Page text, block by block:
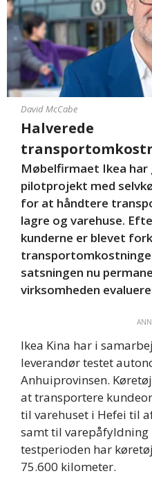
David McCabe
Halverede
Møbelfirmaet Ikea
pilotprojekt med
for at håndtere
lagre og varehuse.
kunderne er blevet
satsningen nu
virksomheden
Ikea Kina har i
leverandør testet
Anhuiprovinsen.
at transportere
til varehuset i Hefei til
samt til
testperioden har
75.600 kilometer.